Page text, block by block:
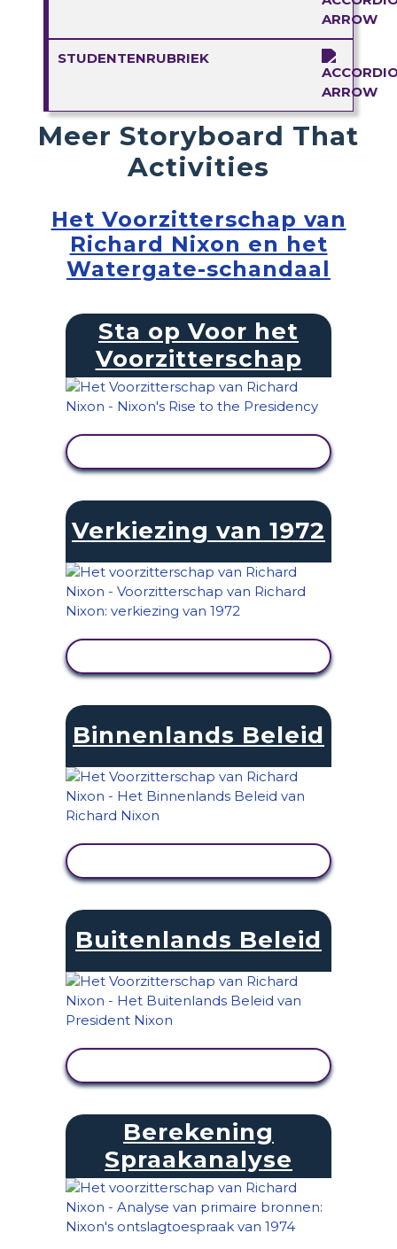
STUDENTENRUBRIEK
Meer Storyboard That
Activities
Het Voorzitterschap van
Richard Nixon en het
Watergate-schandaal
Sta op Voor het
Voorzitterschap
Verkiezing van 1972
Binnenlands Beleid
Buitenlands Beleid
Berekening
Spraakanalyse